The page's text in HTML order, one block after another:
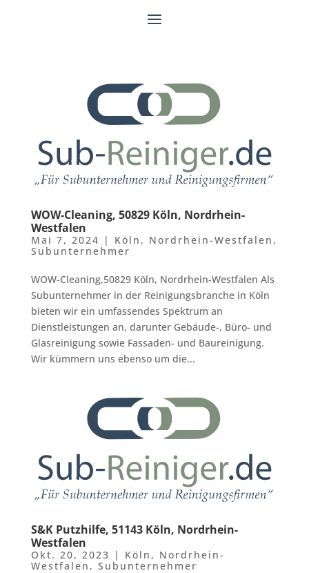
WOW-Cleaning, 50829 Köln, Nordrhein-
Westfalen
Mai 7, 2024 | Köln , Nordrhein-Westfalen ,
Subunternehmer
WOW-Cleaning,50829 Köln, Nordrhein-Westfalen Als
Subunternehmer in der Reinigungsbranche in Köln
bieten wir ein umfassendes Spektrum an
Dienstleistungen an, darunter Gebäude-, Büro- und
Glasreinigung sowie Fassaden- und Baureinigung.
Wir kümmern uns ebenso um die...
S&K Putzhilfe, 51143 Köln, Nordrhein-
Westfalen
Okt. 20, 2023 | Köln , Nordrhein-
Westfalen , Subunternehmer